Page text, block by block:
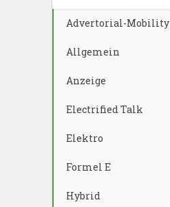
Advertorial-Mobility
Allgemein
Anzeige
Electrified Talk
Elektro
Formel E
Hybrid